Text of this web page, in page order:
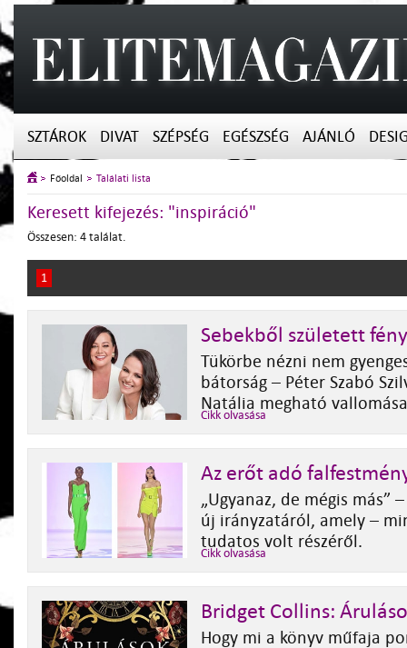
SZTÁROK DIVAT SZÉPSÉG EGÉSZSÉG AJÁNLÓ
Főoldal Találati lista
Keresett kifejezés: "inspiráció"
Összesen: 4 találat.
1
Sebekből született fény
Tükörbe nézni nem
bátorság – Péter Szabó
Natália megható
Cikk olvasása
Az erőt adó
„Ugyanaz, de mégis más”
új irányzatáról, amely –
tudatos volt részéről.
Cikk olvasása
Bridget Collins:
Hogy mi a könyv műfaja